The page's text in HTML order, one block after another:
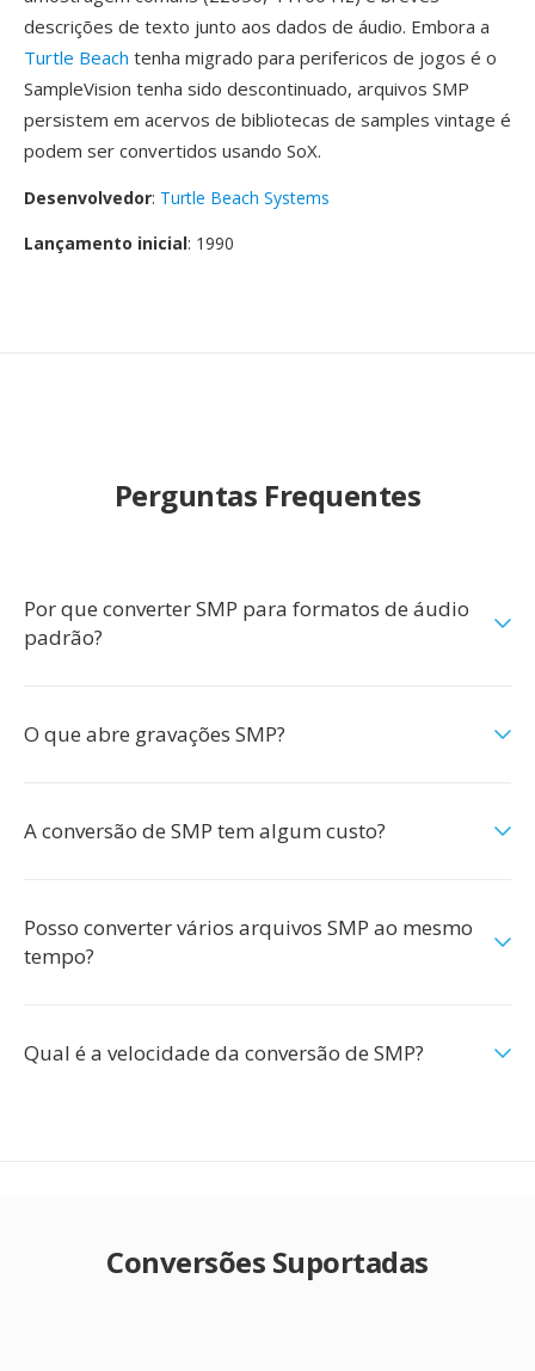
descrições de texto junto aos dados de áudio. Embora a
Turtle Beach tenha migrado para perifericos de jogos é o
SampleVision tenha sido descontinuado, arquivos SMP
persistem em acervos de bibliotecas de samples vintage é
podem ser convertidos usando SoX.
Desenvolvedor: Turtle Beach Systems
Lançamento inicial: 1990
Perguntas Frequentes
Por que converter SMP para formatos de áudio
padrão?
O que abre gravações SMP?
A conversão de SMP tem algum custo?
Posso converter vários arquivos SMP ao mesmo
tempo?
Qual é a velocidade da conversão de SMP?
Conversões Suportadas